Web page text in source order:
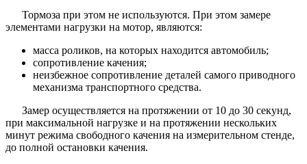
Тормоза при этом не используются. При этом замере
элементами нагрузки на мотор, являются:
масса роликов, на которых находится автомобиль;
сопротивление качения;
неизбежное сопротивление деталей самого приводного
механизма транспортного средства.
Замер осуществляется на протяжении от 10 до 30 секунд,
при максимальной нагрузке и на протяжении нескольких
минут режима свободного качения на измерительном стенде,
до полной остановки качения.